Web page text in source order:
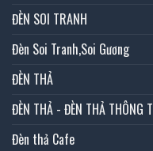
ĐÈN SOI TRANH
Đèn Soi Tranh,Soi Gương
ĐÈN THẢ
ĐÈN THẢ - ĐÈN THẢ THÔNG
Đèn thả Cafe